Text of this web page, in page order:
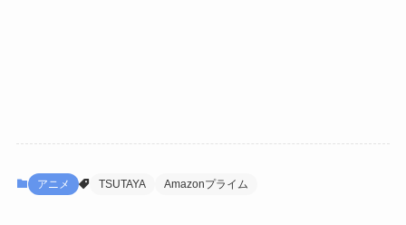
アニメ TSUTAYA Amazonプライム